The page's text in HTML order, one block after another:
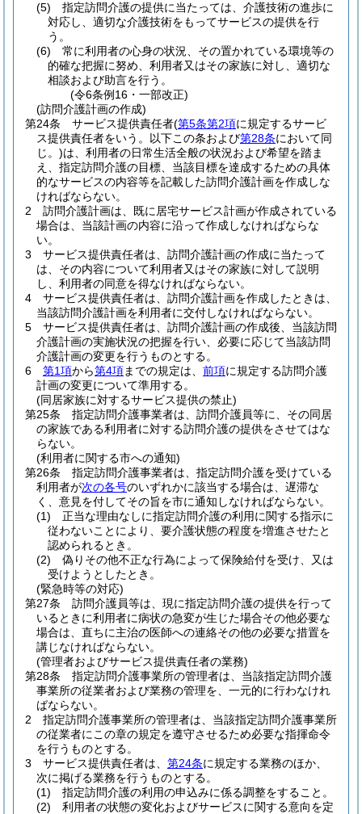
(5)
指定訪問介護の提供に当たっては、介護技術の進歩に
対応し、適切な介護技術をもってサービスの提供を行
う。
(6)
常に利用者の心身の状況、その置かれている環境等の
的確な把握に努め、利用者又はその家族に対し、適切な
相談および助言を行う。
(令6条例16・一部改正)
(訪問介護計画の作成)
第24条
サービス提供責任者(第5条第2項に規定するサービ
ス提供責任者をいう。以下この条および第28条において同
じ。)は、利用者の日常生活全般の状況および希望を踏ま
え、指定訪問介護の目標、当該目標を達成するための具体
的なサービスの内容等を記載した訪問介護計画を作成しな
ければならない。
2
訪問介護計画は、既に居宅サービス計画が作成されている
場合は、当該計画の内容に沿って作成しなければならな
い。
3
サービス提供責任者は、訪問介護計画の作成に当たって
は、その内容について利用者又はその家族に対して説明
し、利用者の同意を得なければならない。
4
サービス提供責任者は、訪問介護計画を作成したときは、
当該訪問介護計画を利用者に交付しなければならない。
5
サービス提供責任者は、訪問介護計画の作成後、当該訪問
介護計画の実施状況の把握を行い、必要に応じて当該訪問
介護計画の変更を行うものとする。
6
第1項から第4項までの規定は、 前項に規定する訪問介護
計画の変更について準用する。
(同居家族に対するサービス提供の禁止)
第25条
指定訪問介護事業者は、訪問介護員等に、その同居
の家族である利用者に対する訪問介護の提供をさせてはな
らない。
(利用者に関する市への通知)
第26条
指定訪問介護事業者は、指定訪問介護を受けている
利用者が次の各号のいずれかに該当する場合は、遅滞な
く、意見を付してその旨を市に通知しなければならない。
(1)
正当な理由なしに指定訪問介護の利用に関する指示に
従わないことにより、要介護状態の程度を増進させたと
認められるとき。
(2)
偽りその他不正な行為によって保険給付を受け、又は
受けようとしたとき。
(緊急時等の対応)
第27条
訪問介護員等は、現に指定訪問介護の提供を行って
いるときに利用者に病状の急変が生じた場合その他必要な
場合は、直ちに主治の医師への連絡その他の必要な措置を
講じなければならない。
(管理者およびサービス提供責任者の業務)
第28条
指定訪問介護事業所の管理者は、当該指定訪問介護
事業所の従業者および業務の管理を、一元的に行わなけれ
ばならない。
2
指定訪問介護事業所の管理者は、当該指定訪問介護事業所
の従業者にこの章の規定を遵守させるため必要な指揮命令
を行うものとする。
3
サービス提供責任者は、 第24条に規定する業務のほか、
次に掲げる業務を行うものとする。
(1)
指定訪問介護の利用の申込みに係る調整をすること。
(2)
利用者の状態の変化およびサービスに関する意向を定